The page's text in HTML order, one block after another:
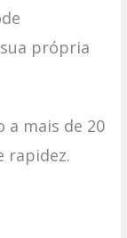
própria
a mais de 20
rapidez.